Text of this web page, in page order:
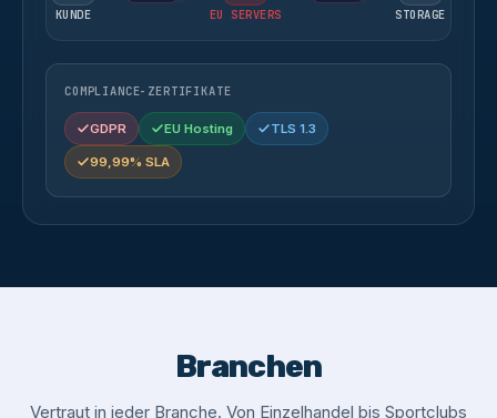
KUNDE EU SERVERS STORAGE
COMPLIANCE-ZERTIFIKATE
GDPR EU Hosting TLS 1.3
99,99% SLA
Branchen
Vertraut in jeder Branche. Von Einzelhandel bis Sportclubs